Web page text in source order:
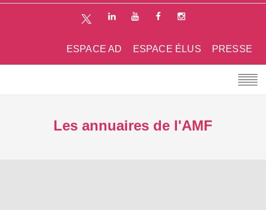
PRESSE
ESPACE ÉLUS
ESPACE AD
Les annuaires de l'AMF